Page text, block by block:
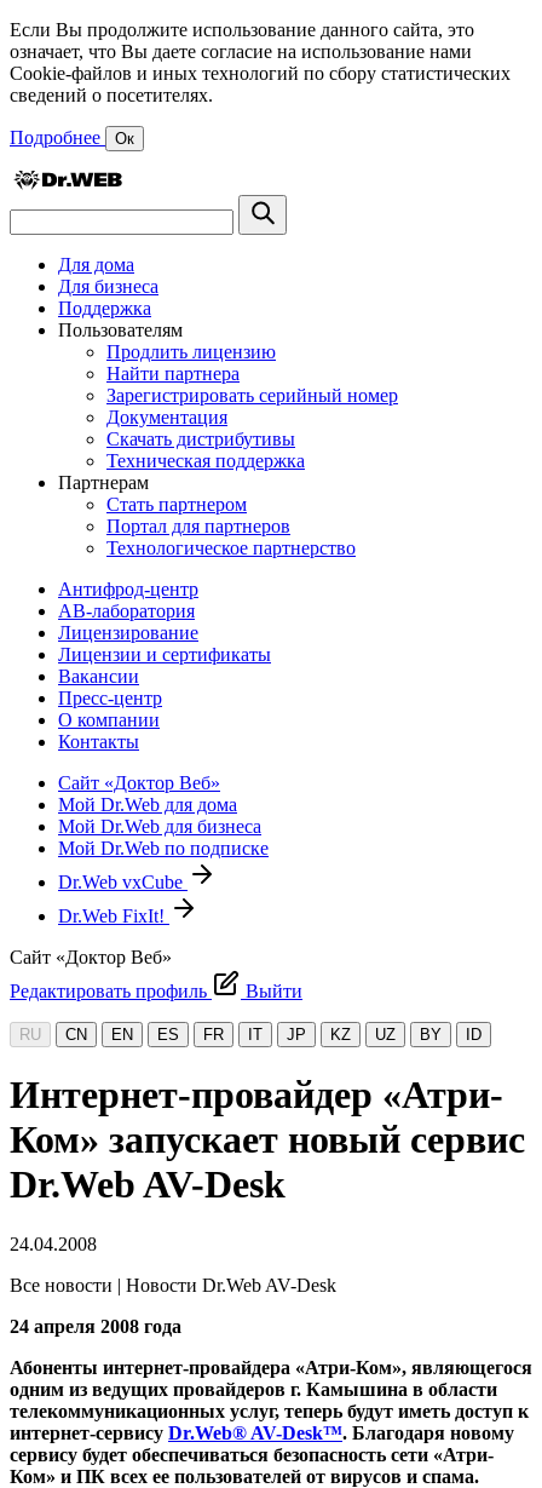
Если Вы продолжите использование данного сайта, это
означает, что Вы даете согласие на использование нами
Cookie-файлов и иных технологий по сбору статистических
сведений о посетителях.
Подробнее Ок
Для дома
Для бизнеса
Поддержка
Пользователям
Продлить лицензию
Найти партнера
Зарегистрировать серийный номер
Документация
Скачать дистрибутивы
Техническая поддержка
Партнерам
Стать партнером
Портал для партнеров
Технологическое партнерство
Антифрод-центр
АВ-лаборатория
Лицензирование
Лицензии и сертификаты
Вакансии
Пресс-центр
О компании
Контакты
Сайт «Доктор Веб»
Мой Dr.Web для дома
Мой Dr.Web для бизнеса
Мой Dr.Web по подписке
Dr.Web vxCube
Dr.Web FixIt!
Сайт «Доктор Веб»
Редактировать профиль
Выйти
RU CN EN ES FR IT JP KZ UZ BY ID
Интернет-провайдер «Атри-
Ком» запускает новый сервис
Dr.Web AV-Desk
24.04.2008
Все новости | Новости Dr.Web AV-Desk
24 апреля 2008 года
Абоненты интернет-провайдера «Атри-Ком», являющегося
одним из ведущих провайдеров г. Камышина в области
телекоммуникационных услуг, теперь будут иметь доступ к
интернет-сервису Dr.Web® AV-Desk™. Благодаря новому
сервису будет обеспечиваться безопасность сети «Атри-
Ком» и ПК всех ее пользователей от вирусов и спама.